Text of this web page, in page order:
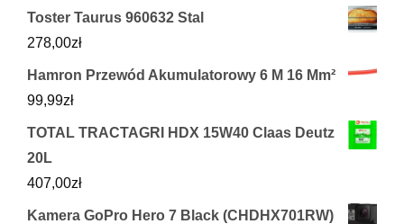
Toster Taurus 960632 Stal
278,00zł
Hamron Przewód Akumulatorowy 6 M 16 Mm²
99,99zł
TOTAL TRACTAGRI HDX 15W40 Claas Deutz
20L
407,00zł
Kamera GoPro Hero 7 Black (CHDHX701RW)